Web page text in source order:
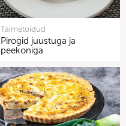
Taimetoidud
Pirogid juustuga ja
peekoniga